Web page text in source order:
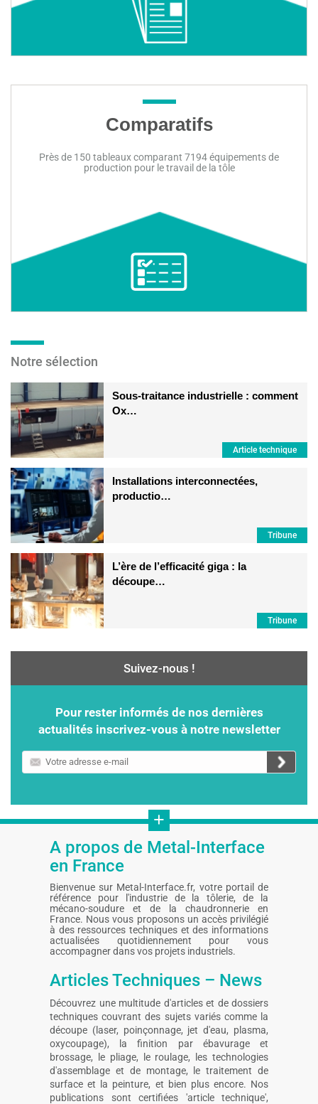
Voir les actualités
Comparatifs
Près de 150 tableaux comparant 7194 équipements de
production pour le travail de la tôle
Notre sélection
Sous-traitance industrielle : comment
Ox…
Article technique
Installations interconnectées,
productio…
Tribune
L’ère de l’efficacité giga : la
découpe…
Tribune
Suivez-nous !
Pour rester informés de nos dernières
actualités inscrivez-vous à notre newsletter
Votre
adresse
+
A propos de Metal-Interface
en France
Bienvenue sur Metal-Interface.fr, votre portail de
référence pour l'industrie de la tôlerie, de la
mécano-soudure et de la chaudronnerie en
France. Nous vous proposons un accès privilégié
à des ressources techniques et des informations
actualisées quotidiennement pour vous
accompagner dans vos projets industriels.
Articles Techniques – News
Découvrez une multitude d'articles et de dossiers
techniques couvrant des sujets variés comme la
découpe (laser, poinçonnage, jet d'eau, plasma,
oxycoupage), la finition par ébavurage et
brossage, le pliage, le roulage, les technologies
d'assemblage et de montage, le traitement de
surface et la peinture, et bien plus encore. Nos
publications sont certifiées 'article technique',